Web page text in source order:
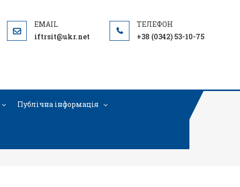
iftrsit@ukr.net +38 (0342) 53-10-75
Публічна інформація